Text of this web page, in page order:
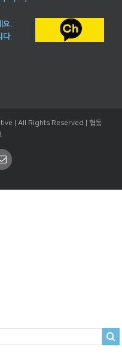
요.
다.
| All Rights Reserved | 협동
Email